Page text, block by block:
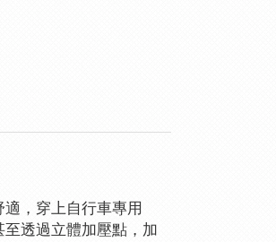
，穿上自行車專用
透過立體加壓點，加